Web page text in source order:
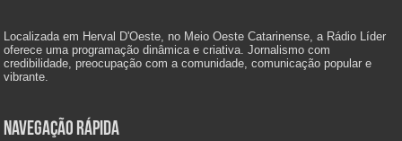
Localizada em Herval D'Oeste, no Meio Oeste Catarinense, a Rádio Líder
oferece uma programação dinâmica e criativa. Jornalismo com
credibilidade, preocupação com a comunidade, comunicação popular e
vibrante.
Navegação Rápida